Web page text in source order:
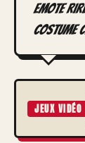
Emote
Costume
JEUX VIDÉO